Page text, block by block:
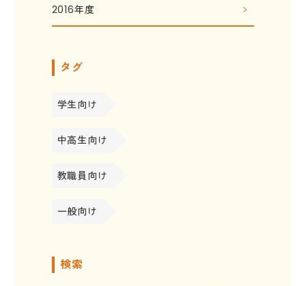
2016年度
タグ
学生向け
中高生向け
教職員向け
一般向け
検索